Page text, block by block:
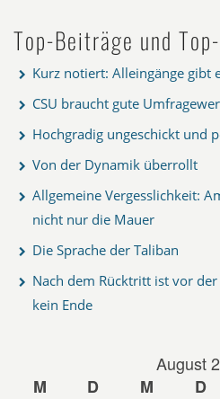
Top-Beiträge und
Kurz notiert: Alleingänge gibt
CSU braucht gute
Hochgradig ungeschickt und
Von der Dynamik überrollt
Allgemeine Vergesslichkeit:
nicht nur die Mauer
Die Sprache der Taliban
Nach dem Rücktritt ist vor
kein Ende
August
M
D M D